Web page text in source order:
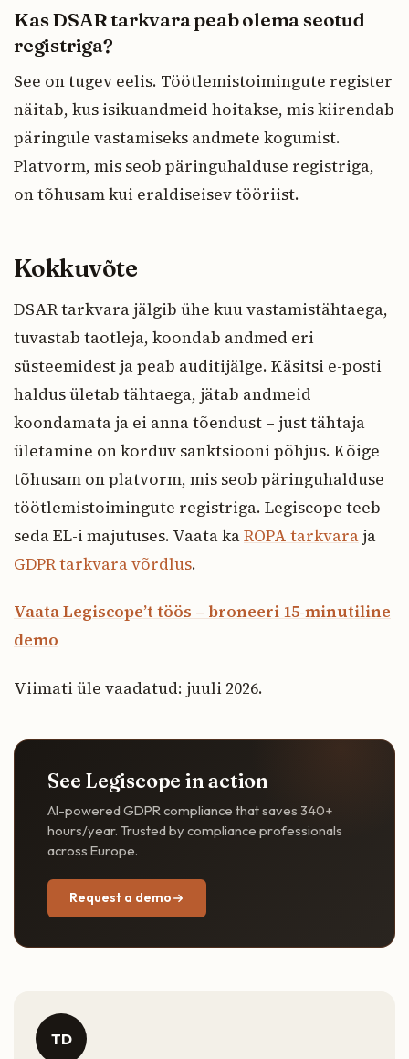
Kas DSAR tarkvara peab olema seotud
registriga?
See on tugev eelis. Töötlemistoimingute register
näitab, kus isikuandmeid hoitakse, mis kiirendab
päringule vastamiseks andmete kogumist.
Platvorm, mis seob päringuhalduse registriga,
on tõhusam kui eraldiseisev tööriist.
Kokkuvõte
DSAR tarkvara jälgib ühe kuu vastamistähtaega,
tuvastab taotleja, koondab andmed eri
süsteemidest ja peab auditijälge. Käsitsi e-posti
haldus ületab tähtaega, jätab andmeid
koondamata ja ei anna tõendust – just tähtaja
ületamine on korduv sanktsiooni põhjus. Kõige
tõhusam on platvorm, mis seob päringuhalduse
töötlemistoimingute registriga. Legiscope teeb
seda EL-i majutuses. Vaata kaROPA tarkvara ja
GDPR tarkvara võrdlus.
Vaata Legiscope’t töös – broneeri 15-minutiline
demo
Viimati üle vaadatud: juuli 2026.
See Legiscope in action
AI-powered GDPR compliance that saves 340+
hours/year. Trusted by compliance professionals
across Europe.
Request a demo
TD